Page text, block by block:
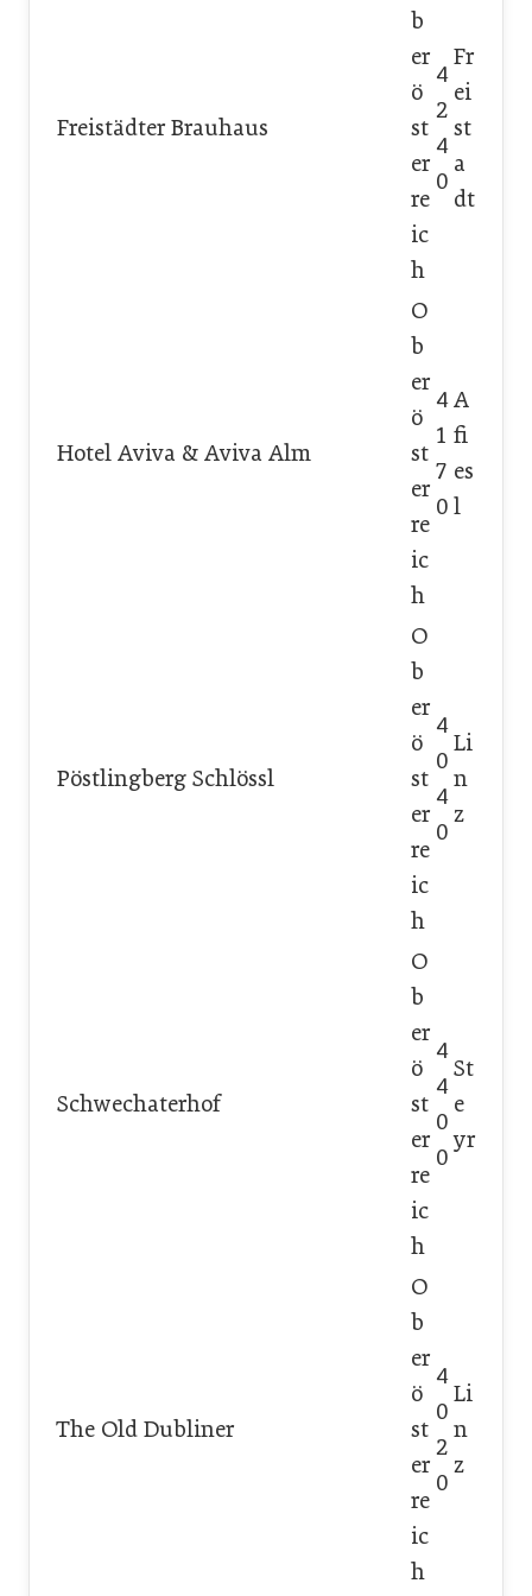
Freistädter Brauhaus
b
er
ö
st
er
re
ic
h
4
2
4
0
Fr
ei
st
a
dt
Hotel Aviva & Aviva Alm
O
b
er
ö
st
er
re
ic
h
4
1
7
0
A
fi
es
l
Pöstlingberg Schlössl
O
b
er
ö
st
er
re
ic
h
4
0
4
0
Li
n
z
Schwechaterhof
O
b
er
ö
st
er
re
ic
h
4
4
0
0
St
e
yr
The Old Dubliner
O
b
er
ö
st
er
re
ic
h
4
0
2
0
Li
n
z